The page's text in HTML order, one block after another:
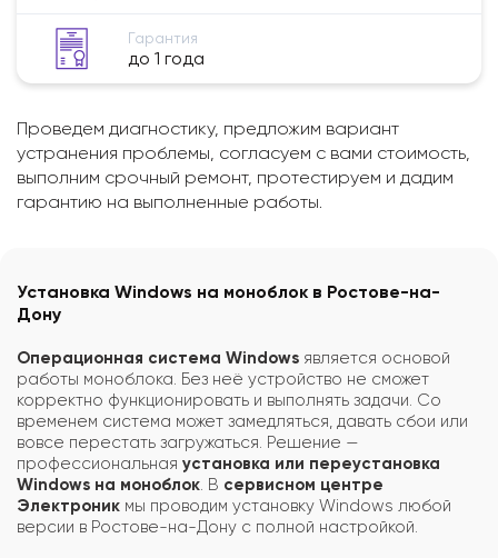
Гарантия
до 1 года
Проведем диагностику, предложим вариант
устранения проблемы, согласуем с вами стоимость,
выполним срочный ремонт, протестируем и дадим
гарантию на выполненные работы.
Установка Windows на моноблок в Ростове-на-
Дону
Операционная система Windows является основой
работы моноблока. Без неё устройство не сможет
корректно функционировать и выполнять задачи. Со
временем система может замедляться, давать сбои или
вовсе перестать загружаться. Решение —
профессиональная установка или переустановка
Windows на моноблок . В сервисном центре
Электроник мы проводим установку Windows любой
версии в Ростове-на-Дону с полной настройкой.